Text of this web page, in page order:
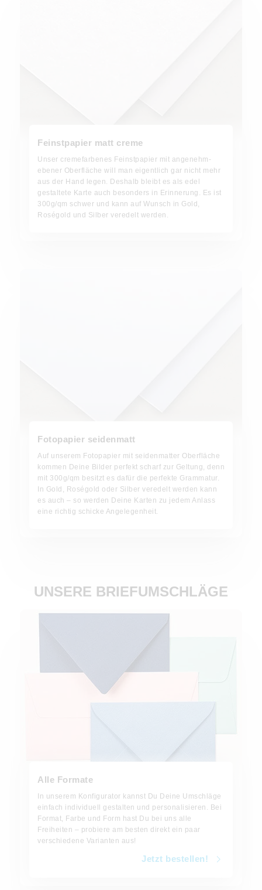
Feinstpapier matt creme
Unser cremefarbenes Feinstpapier mit angenehm-
ebener Oberfläche will man eigentlich gar nicht mehr
aus der Hand legen. Deshalb bleibt es als edel
gestaltete Karte auch besonders in Erinnerung. Es ist
300g/qm schwer und kann auf Wunsch in Gold,
Roségold und Silber veredelt werden.
Fotopapier seidenmatt
Auf unserem Fotopapier mit seidenmatter Oberfläche
kommen Deine Bilder perfekt scharf zur Geltung, denn
mit 300g/qm besitzt es dafür die perfekte Grammatur.
In Gold, Roségold oder Silber veredelt werden kann
es auch – so werden Deine Karten zu jedem Anlass
eine richtig schicke Angelegenheit.
UNSERE BRIEFUMSCHLÄGE
Alle Formate
In unserem Konfigurator kannst Du Deine Umschläge
einfach individuell gestalten und personalisieren. Bei
Format, Farbe und Form hast Du bei uns alle
Freiheiten – probiere am besten direkt ein paar
verschiedene Varianten aus!
Jetzt bestellen!